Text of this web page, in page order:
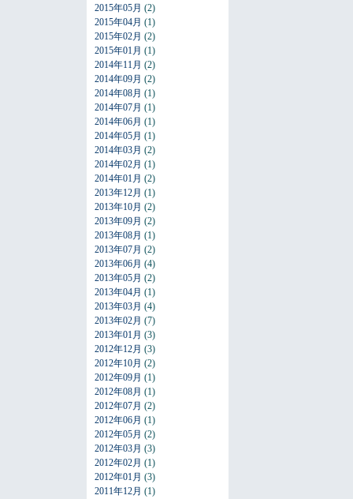
2015年05月 (2)
2015年04月 (1)
2015年02月 (2)
2015年01月 (1)
2014年11月 (2)
2014年09月 (2)
2014年08月 (1)
2014年07月 (1)
2014年06月 (1)
2014年05月 (1)
2014年03月 (2)
2014年02月 (1)
2014年01月 (2)
2013年12月 (1)
2013年10月 (2)
2013年09月 (2)
2013年08月 (1)
2013年07月 (2)
2013年06月 (4)
2013年05月 (2)
2013年04月 (1)
2013年03月 (4)
2013年02月 (7)
2013年01月 (3)
2012年12月 (3)
2012年10月 (2)
2012年09月 (1)
2012年08月 (1)
2012年07月 (2)
2012年06月 (1)
2012年05月 (2)
2012年03月 (3)
2012年02月 (1)
2012年01月 (3)
2011年12月 (1)